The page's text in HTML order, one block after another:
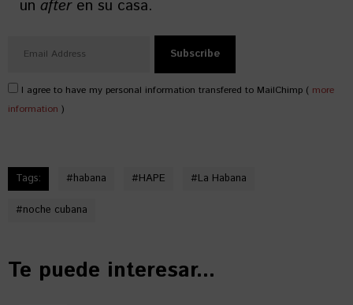
un after en su casa.
I agree to have my personal information transfered to MailChimp ( more
information )
Tags: #habana #HAPE #La Habana
#noche cubana
Te puede interesar...